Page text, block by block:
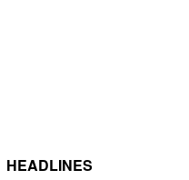
HEADLINES